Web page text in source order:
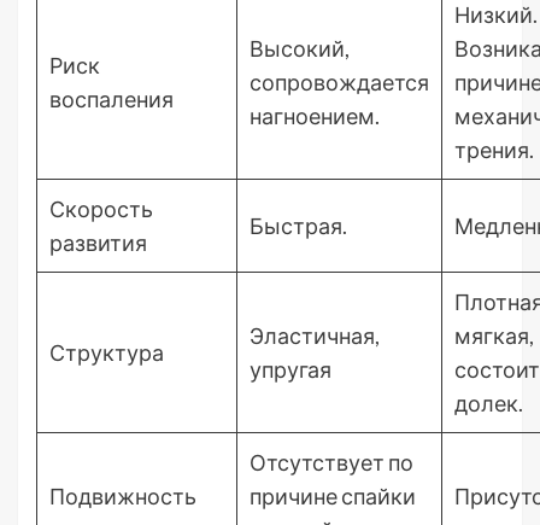
Риск
воспаления
Высокий,
сопровождается
нагноением.
Низкий.
трения.
Скорость
развития
Быстрая.
Структура
Эластичная,
упругая
мягкая,
долек.
Подвижность
Отсутствует по
причине спайки